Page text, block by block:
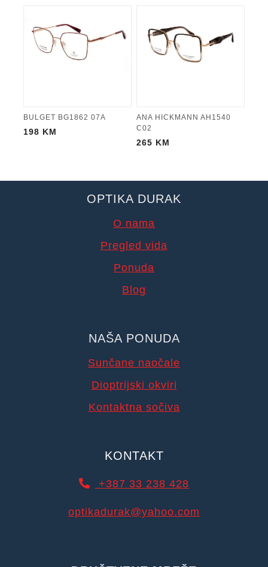
BULGET BG1862 07A
198 KM
ANA HICKMANN AH1540
C02
265 KM
OPTIKA DURAK
O nama
Pregled vida
Ponuda
Blog
NAŠA PONUDA
Sunčane naočale
Dioptrijski okviri
Kontaktna sočiva
KONTAKT
+387 33 238 428
optikadurak@yahoo.com